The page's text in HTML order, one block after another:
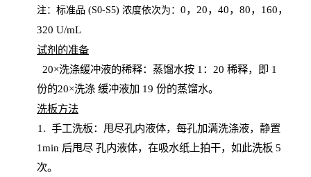
注：标准品 (S0-S5) 浓度依次为： 0，20，40，80，160，
320 U/mL
试剂的准备
20×洗涤缓冲液的稀释：蒸馏水按 1：20 稀释，即 1
份的20×洗涤 缓冲液加 19 份的蒸馏水。
洗板方法
1. 手工洗板：甩尽孔内液体，每孔加满洗涤液，静置
1min 后甩尽 孔内液体，在吸水纸上拍干，如此洗板 5
次。